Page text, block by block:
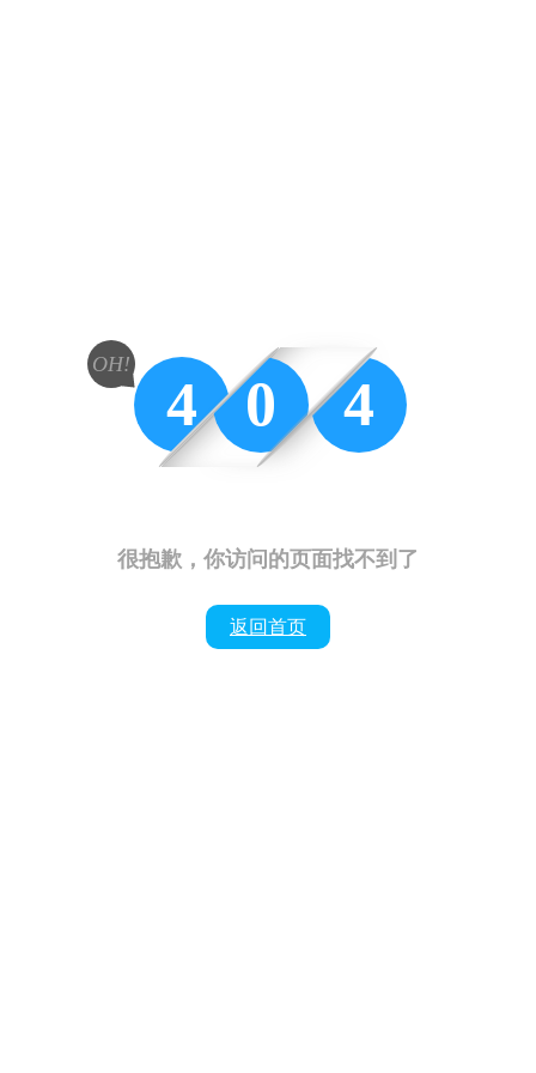
4 0 4
OH!
很抱歉，你访问的页面找不到了
返回首页